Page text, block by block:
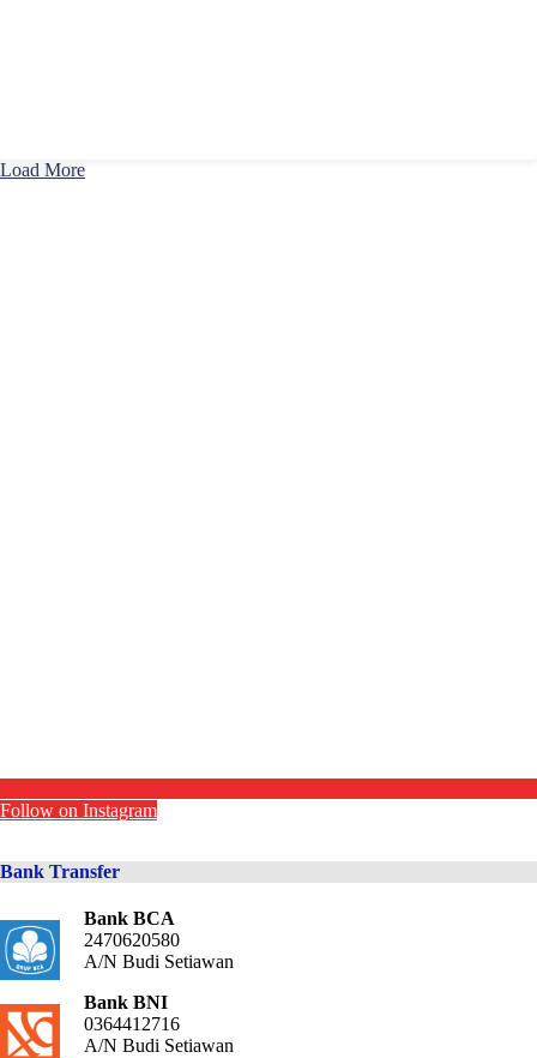
Load More
Follow on Instagram
Bank Transfer
Bank BCA
2470620580
A/N Budi Setiawan
Bank BNI
0364412716
A/N Budi Setiawan